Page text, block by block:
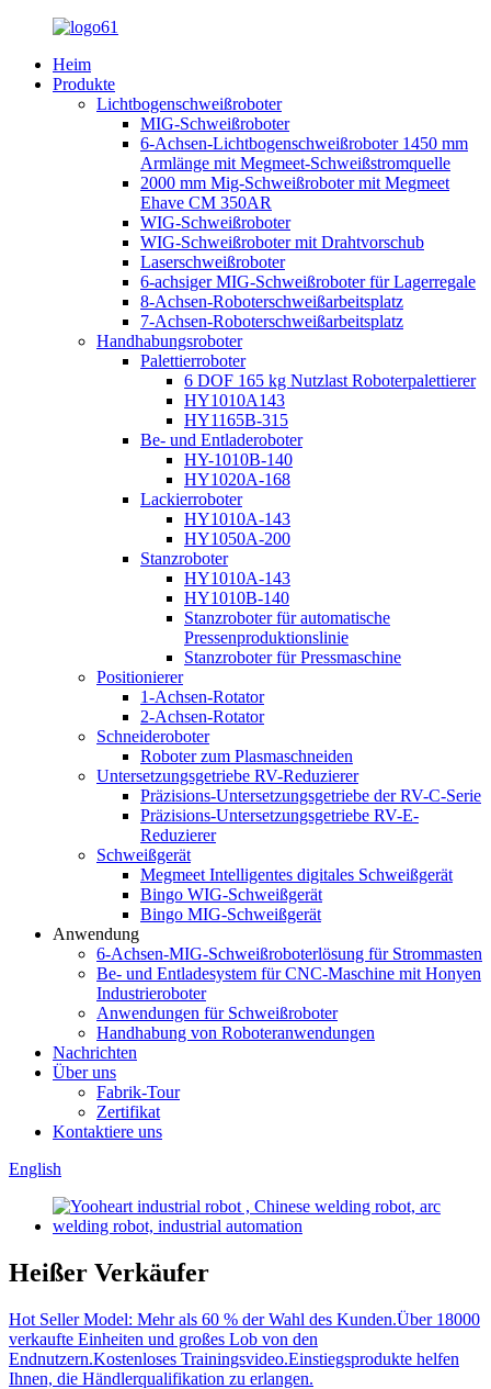
Heim
Produkte
Lichtbogenschweißroboter
MIG-Schweißroboter
6-Achsen-Lichtbogenschweißroboter 1450 mm
Armlänge mit Megmeet-Schweißstromquelle
2000 mm Mig-Schweißroboter mit Megmeet
Ehave CM 350AR
WIG-Schweißroboter
WIG-Schweißroboter mit Drahtvorschub
Laserschweißroboter
6-achsiger MIG-Schweißroboter für Lagerregale
8-Achsen-Roboterschweißarbeitsplatz
7-Achsen-Roboterschweißarbeitsplatz
Handhabungsroboter
Palettierroboter
6 DOF 165 kg Nutzlast Roboterpalettierer
HY1010A143
HY1165B-315
Be- und Entladeroboter
HY-1010B-140
HY1020A-168
Lackierroboter
HY1010A-143
HY1050A-200
Stanzroboter
HY1010A-143
HY1010B-140
Stanzroboter für automatische
Pressenproduktionslinie
Stanzroboter für Pressmaschine
Positionierer
1-Achsen-Rotator
2-Achsen-Rotator
Schneideroboter
Roboter zum Plasmaschneiden
Untersetzungsgetriebe RV-Reduzierer
Präzisions-Untersetzungsgetriebe der RV-C-Serie
Präzisions-Untersetzungsgetriebe RV-E-
Reduzierer
Schweißgerät
Megmeet Intelligentes digitales Schweißgerät
Bingo WIG-Schweißgerät
Bingo MIG-Schweißgerät
Anwendung
6-Achsen-MIG-Schweißroboterlösung für Strommasten
Be- und Entladesystem für CNC-Maschine mit Honyen
Industrieroboter
Anwendungen für Schweißroboter
Handhabung von Roboteranwendungen
Nachrichten
Über uns
Fabrik-Tour
Zertifikat
Kontaktiere uns
English
Heißer Verkäufer
Hot Seller Model: Mehr als 60 % der Wahl des Kunden.Über 18000
verkaufte Einheiten und großes Lob von den
Endnutzern.Kostenloses Trainingsvideo.Einstiegsprodukte helfen
Ihnen, die Händlerqualifikation zu erlangen.